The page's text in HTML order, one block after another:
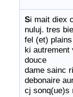
Si mait diex
nuluj. tres
fel (et)
ki autrement
douce
dame sainc
debonaire
cj sonq(ue)s